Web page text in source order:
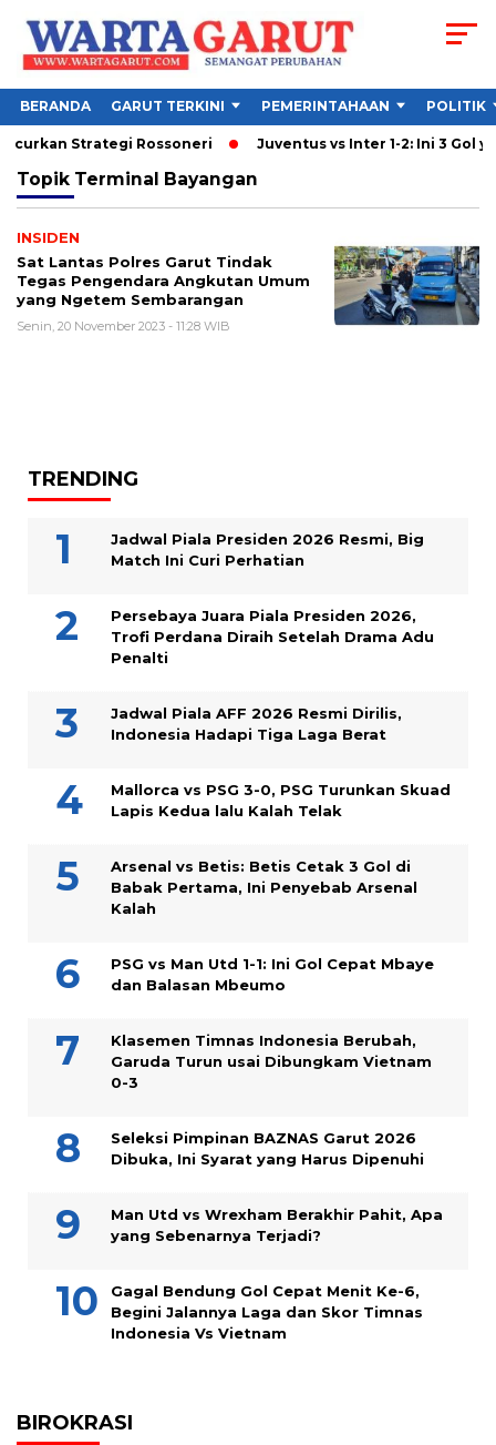
BERANDA GARUT TERKINI PEMERINTAHAAN POLITIK
Strategi Rossoneri Juventus vs Inter 1-2: Ini 3 Gol
Topik Terminal Bayangan
INSIDEN
Sat Lantas Polres Garut Tindak
Tegas Pengendara Angkutan Umum
yang Ngetem Sembarangan
Senin, 20 November 2023 - 11:28 WIB
TRENDING
Jadwal Piala Presiden 2026 Resmi, Big
Match Ini Curi Perhatian
Persebaya Juara Piala Presiden 2026,
Trofi Perdana Diraih Setelah Drama Adu
Penalti
Jadwal Piala AFF 2026 Resmi Dirilis,
Indonesia Hadapi Tiga Laga Berat
Mallorca vs PSG 3-0, PSG Turunkan Skuad
Lapis Kedua lalu Kalah Telak
Arsenal vs Betis: Betis Cetak 3 Gol di
Babak Pertama, Ini Penyebab Arsenal
Kalah
PSG vs Man Utd 1-1: Ini Gol Cepat Mbaye
dan Balasan Mbeumo
Klasemen Timnas Indonesia Berubah,
Garuda Turun usai Dibungkam Vietnam
0-3
Seleksi Pimpinan BAZNAS Garut 2026
Dibuka, Ini Syarat yang Harus Dipenuhi
Man Utd vs Wrexham Berakhir Pahit, Apa
yang Sebenarnya Terjadi?
Gagal Bendung Gol Cepat Menit Ke-6,
Begini Jalannya Laga dan Skor Timnas
Indonesia Vs Vietnam
BIROKRASI